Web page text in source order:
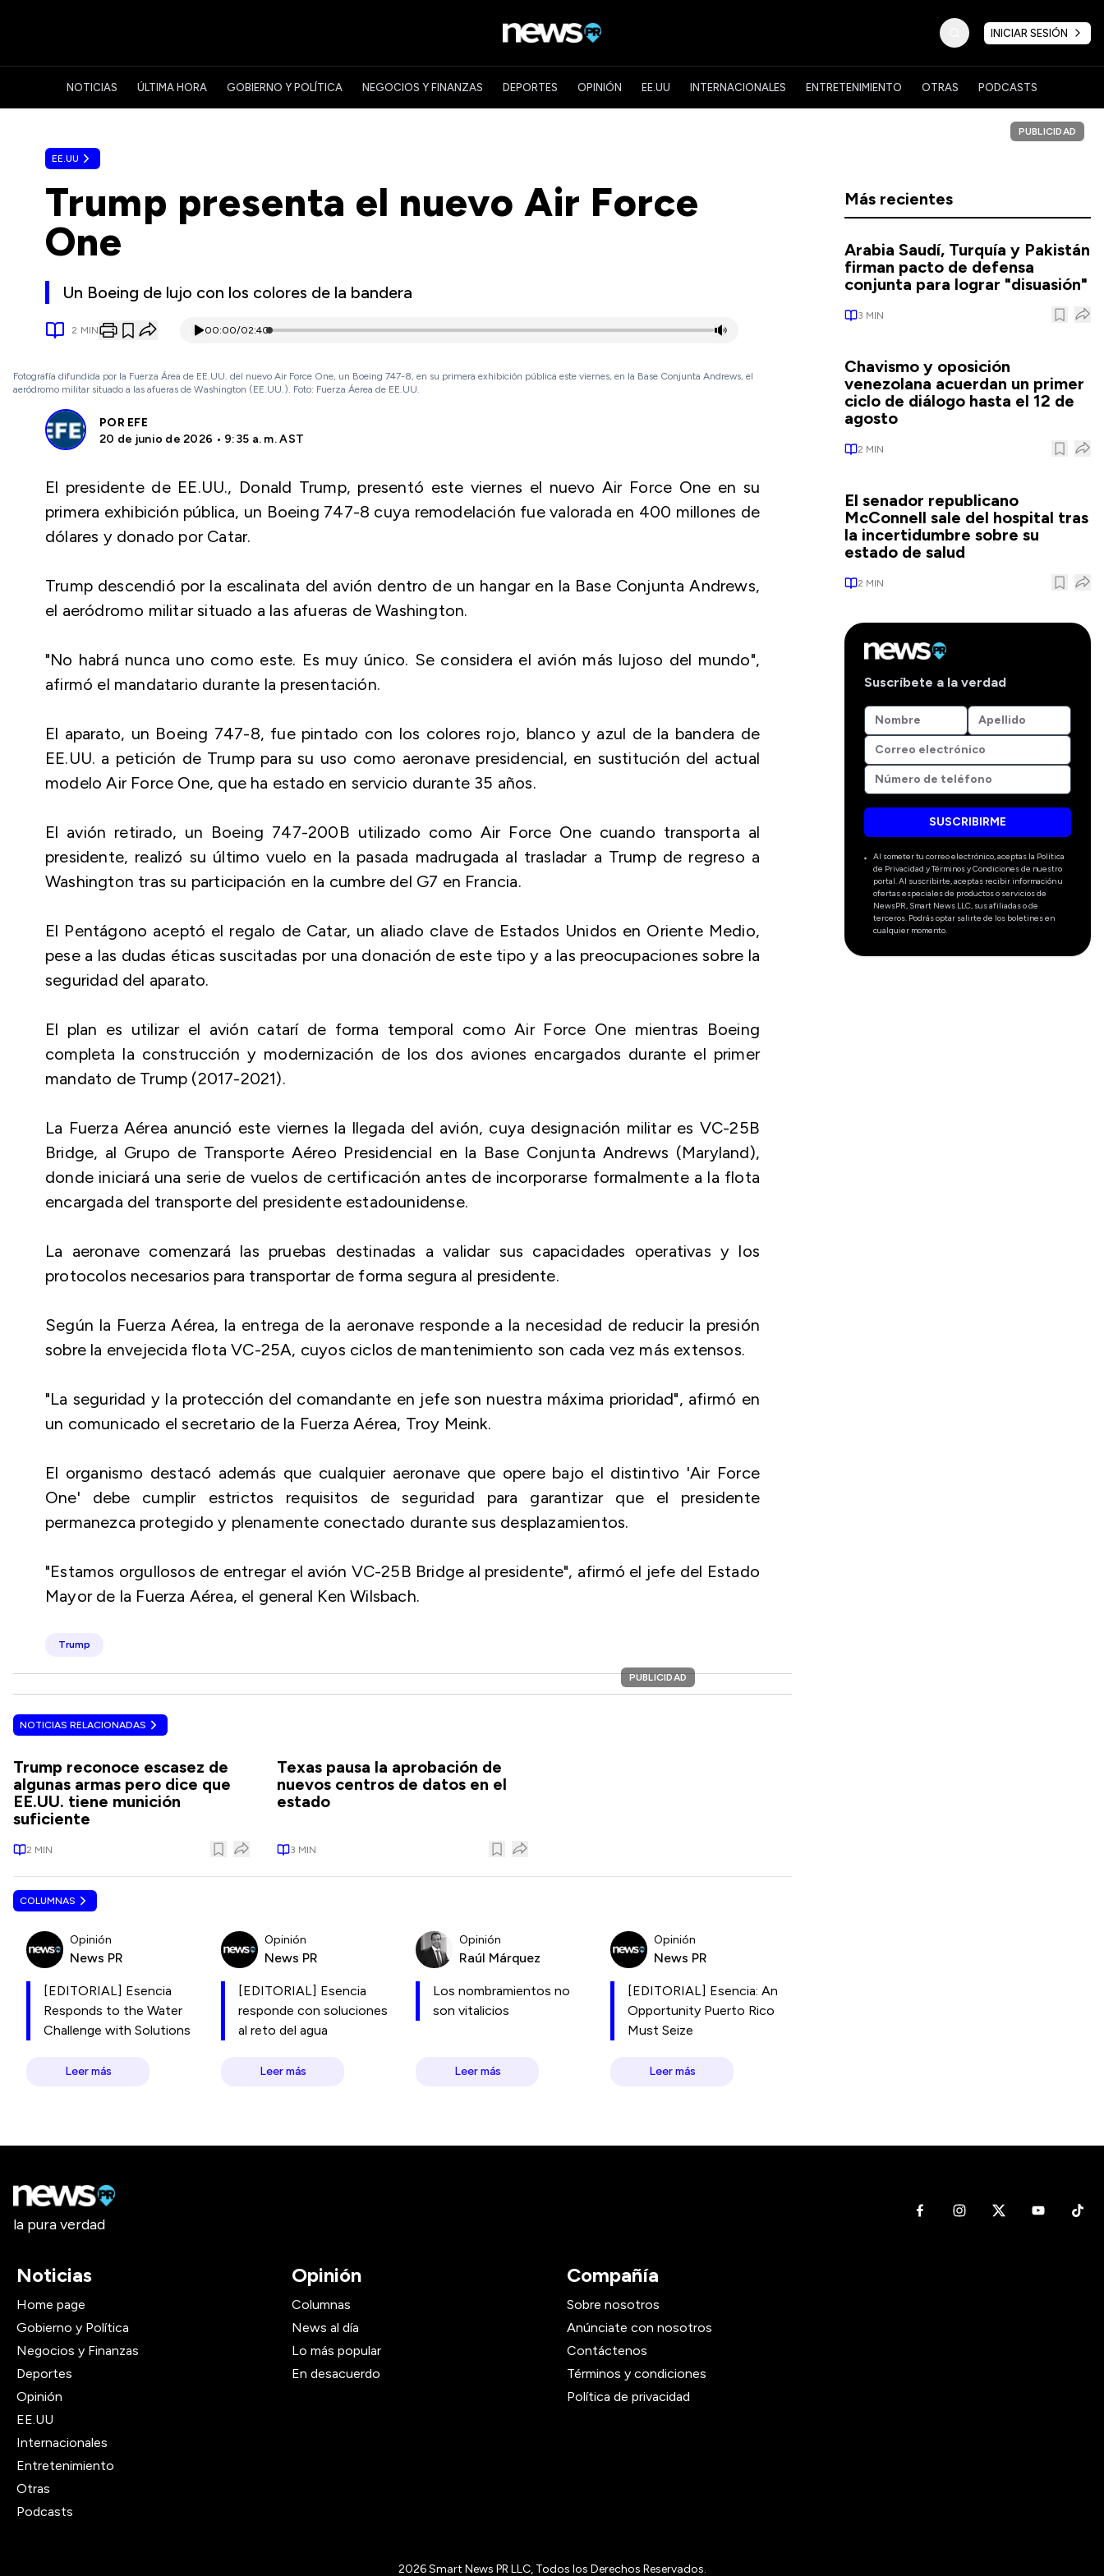
INICIAR SESIÓN
NOTICIAS ÚLTIMA HORA GOBIERNO Y POLÍTICA NEGOCIOS Y FINANZAS DEPORTES OPINIÓN EE.UU INTERNACIONALES ENTRETENIMIENTO OTRAS PODCASTS
EE.UU
Trump presenta el nuevo Air Force
One
Un Boeing de lujo con los colores de la bandera
2 MIN 00:00/02:40
Fotografía difundida por la Fuerza Área de EE.UU. del nuevo Air Force One, un Boeing 747-8, en su primera exhibición pública este viernes, en la Base Conjunta Andrews, el
aeródromo militar situado a las afueras de Washington (EE.UU.). Foto: Fuerza Áerea de EE.UU.
POR EFE
20 de junio de 2026 • 9:35 a. m. AST
El presidente de EE.UU., Donald Trump, presentó este viernes el nuevo Air Force One en su
primera exhibición pública, un Boeing 747-8 cuya remodelación fue valorada en 400 millones de
dólares y donado por Catar.
Trump descendió por la escalinata del avión dentro de un hangar en la Base Conjunta Andrews,
el aeródromo militar situado a las afueras de Washington.
"No habrá nunca uno como este. Es muy único. Se considera el avión más lujoso del mundo",
afirmó el mandatario durante la presentación.
El aparato, un Boeing 747-8, fue pintado con los colores rojo, blanco y azul de la bandera de
EE.UU. a petición de Trump para su uso como aeronave presidencial, en sustitución del actual
modelo Air Force One, que ha estado en servicio durante 35 años.
El avión retirado, un Boeing 747-200B utilizado como Air Force One cuando transporta al
presidente, realizó su último vuelo en la pasada madrugada al trasladar a Trump de regreso a
Washington tras su participación en la cumbre del G7 en Francia.
El Pentágono aceptó el regalo de Catar, un aliado clave de Estados Unidos en Oriente Medio,
pese a las dudas éticas suscitadas por una donación de este tipo y a las preocupaciones sobre la
seguridad del aparato.
El plan es utilizar el avión catarí de forma temporal como Air Force One mientras Boeing
completa la construcción y modernización de los dos aviones encargados durante el primer
mandato de Trump (2017-2021).
La Fuerza Aérea anunció este viernes la llegada del avión, cuya designación militar es VC-25B
Bridge, al Grupo de Transporte Aéreo Presidencial en la Base Conjunta Andrews (Maryland),
donde iniciará una serie de vuelos de certificación antes de incorporarse formalmente a la flota
encargada del transporte del presidente estadounidense.
La aeronave comenzará las pruebas destinadas a validar sus capacidades operativas y los
protocolos necesarios para transportar de forma segura al presidente.
Según la Fuerza Aérea, la entrega de la aeronave responde a la necesidad de reducir la presión
sobre la envejecida flota VC-25A, cuyos ciclos de mantenimiento son cada vez más extensos.
"La seguridad y la protección del comandante en jefe son nuestra máxima prioridad", afirmó en
un comunicado el secretario de la Fuerza Aérea, Troy Meink.
El organismo destacó además que cualquier aeronave que opere bajo el distintivo 'Air Force
One' debe cumplir estrictos requisitos de seguridad para garantizar que el presidente
permanezca protegido y plenamente conectado durante sus desplazamientos.
"Estamos orgullosos de entregar el avión VC-25B Bridge al presidente", afirmó el jefe del Estado
Mayor de la Fuerza Aérea, el general Ken Wilsbach.
Trump
PUBLICIDAD
NOTICIAS RELACIONADAS
Trump reconoce escasez de
algunas armas pero dice que
EE.UU. tiene munición
suficiente
2 MIN
Texas pausa la aprobación de
nuevos centros de datos en el
estado
3 MIN
COLUMNAS
Opinión
News PR
[EDITORIAL] Esencia
Responds to the Water
Challenge with Solutions
Leer más
Opinión
News PR
[EDITORIAL] Esencia
responde con soluciones
al reto del agua
Leer más
Opinión
Raúl Márquez
Los nombramientos no
son vitalicios
Leer más
Opinión
News PR
[EDITORIAL] Esencia: An
Opportunity Puerto Rico
Must Seize
Leer más
PUBLICIDAD
Más recientes
Arabia Saudí, Turquía y Pakistán
firman pacto de defensa
conjunta para lograr "disuasión"
3 MIN
Chavismo y oposición
venezolana acuerdan un primer
ciclo de diálogo hasta el 12 de
agosto
2 MIN
El senador republicano
McConnell sale del hospital tras
la incertidumbre sobre su
estado de salud
2 MIN
Suscríbete a la verdad
SUSCRIBIRME
Al someter tu correo electrónico, aceptas la Política
de Privacidad y Términos y Condiciones de nuestro
portal. Al suscribirte, aceptas recibir información u
ofertas especiales de productos o servicios de
NewsPR, Smart News LLC, sus afiliadas o de
terceros. Podrás optar salirte de los boletines en
cualquier momento.
la pura verdad
Noticias
Home page
Gobierno y Política
Negocios y Finanzas
Deportes
Opinión
EE.UU
Internacionales
Entretenimiento
Otras
Podcasts
Opinión
Columnas
News al día
Lo más popular
En desacuerdo
Compañía
Sobre nosotros
Anúnciate con nosotros
Contáctenos
Términos y condiciones
Política de privacidad
2026Smart News PR LLC, Todos los Derechos Reservados.